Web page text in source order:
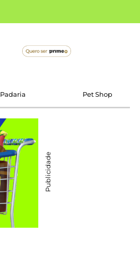
Padaria Pet Shop
Publicidade